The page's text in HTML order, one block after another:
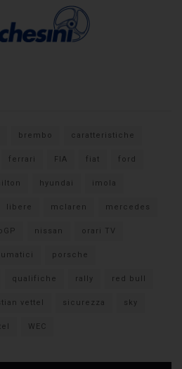
brembo caratteristiche
ferrari FIA fiat ford
hyundai imola
libere mclaren mercedes
nissan orari TV
porsche
qualifiche rally red bull
vettel sicurezza sky
WEC